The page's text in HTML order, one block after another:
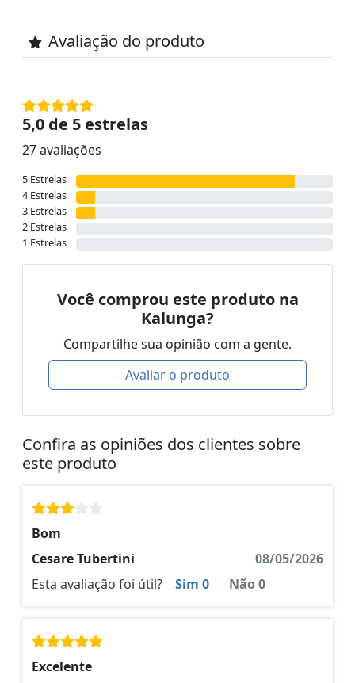
Avaliação do produto
5,0 de 5 estrelas
27 avaliações
5 Estrelas
4 Estrelas
3 Estrelas
2 Estrelas
1 Estrelas
Você comprou este produto na
Kalunga?
Compartilhe sua opinião com a gente.
Avaliar o produto
Confira as opiniões dos clientes sobre
este produto
Bom
Cesare Tubertini
08/05/2026
Esta avaliação foi útil?
Sim 0 | Não0
Excelente